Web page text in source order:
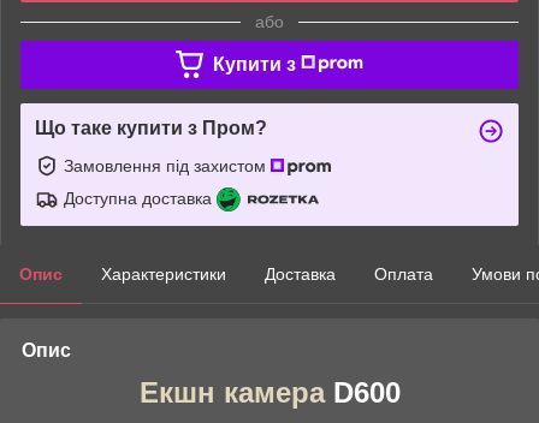
або
Купити з
Що таке купити з Пром?
Замовлення під захистом
Доступна доставка
Опис Характеристики Доставка Оплата Умови
Опис
Екшн камераD600